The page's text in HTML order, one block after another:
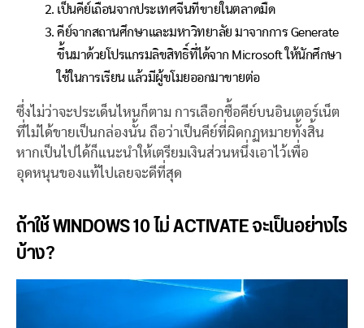
เป็นคีย์เถื่อนจากประเทศจีนที่ขายในตลาดมืด
คีย์จากสถานศึกษาและมหาวิทยาลัย มาจากการ Generate
ขึ้นมาด้วยโปรแกรมลิขสิทธิ์ที่ได้จาก Microsoft ให้นักศึกษา
ใช้ในการเรียน แล้วมีผู้ขโมยออกมาขายต่อ
ซึ่งไม่ว่าจะประเด็นไหนก็ตาม การเลือกซื้อคีย์บนอินเตอร์เน็ต
ที่ไม่ได้ขายเป็นกล่องนั้น ถือว่าเป็นคีย์ที่ผิดกฏหมายทั้งสิ้น
หากเป็นไปได้ก็แนะนำให้เตรียมเงินส่วนหนึ่งเอาไว้เพื่อ
อุดหนุนของแท้ไปเลยจะดีที่สุด
ถ้าใช้ WINDOWS 10 ไม่ ACTIVATE จะเป็นอย่างไร
บ้าง?